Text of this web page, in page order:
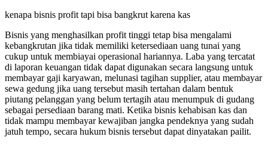
kenapa bisnis profit tapi bisa bangkrut karena kas
Bisnis yang menghasilkan profit tinggi tetap bisa mengalami
kebangkrutan jika tidak memiliki ketersediaan uang tunai yang
cukup untuk membiayai operasional hariannya. Laba yang tercatat
di laporan keuangan tidak dapat digunakan secara langsung untuk
membayar gaji karyawan, melunasi tagihan supplier, atau membayar
sewa gedung jika uang tersebut masih tertahan dalam bentuk
piutang pelanggan yang belum tertagih atau menumpuk di gudang
sebagai persediaan barang mati. Ketika bisnis kehabisan kas dan
tidak mampu membayar kewajiban jangka pendeknya yang sudah
jatuh tempo, secara hukum bisnis tersebut dapat dinyatakan pailit.